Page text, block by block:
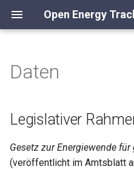
Open Energy
e
w
Legislativer Rahmen
Erneuerbare Energien
Installierte Leistung
erneuerbarer Energien
Daten
Legislativer
Gesetz zur Energiewende
(veröffentlicht im Amtsblatt